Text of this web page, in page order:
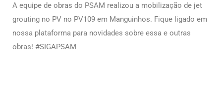
A equipe de obras do PSAM realizou a mobilização de jet
grouting no PV no PV109 em Manguinhos. Fique ligado em
nossa plataforma para novidades sobre essa e outras
obras! #SIGAPSAM